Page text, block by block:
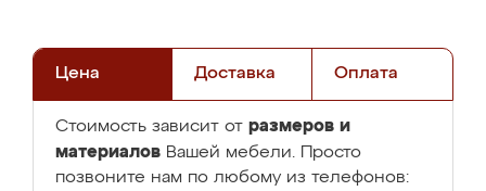
Цена Доставка Оплата
Стоимость зависит от размеров и
материалов Вашей мебели. Просто
позвоните нам по любому из телефонов: